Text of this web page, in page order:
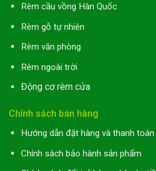
Rèm cầu vồng Hàn Quốc
Rèm gỗ tự nhiên
Rèm văn phòng
Rèm ngoài trời
Động cơ rèm cửa
Chính sách bán hàng
Hướng dẫn đặt hàng và thanh toán
Chính sách bảo hành sản phẩm